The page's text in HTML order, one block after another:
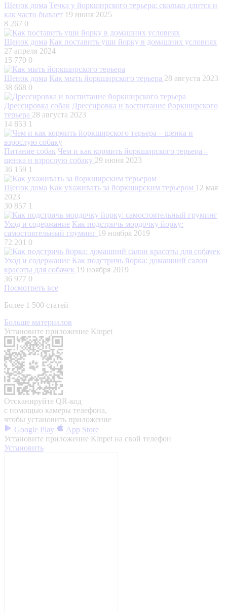
Щенок дома Течка у йоркширского терьера: сколько длится и
как часто бывает 19 июня 2025
8 267 0
Щенок дома Как поставить уши йорку в домашних условиях
27 апреля 2024
15 770 0
Щенок дома Как мыть йоркширского терьера 28 августа 2023
38 668 0
Дрессировка собак Дрессировка и воспитание йоркширского
терьера 28 августа 2023
14 853 1
Питание собак Чем и как кормить йоркширского терьера –
щенка и взрослую собаку 29 июня 2023
36 159 1
Щенок дома Как ухаживать за йоркширским терьером 12 мая
2023
30 857 1
Уход и содержание Как подстричь мордочку йорку:
самостоятельный груминг 19 ноября 2019
72 201 0
Уход и содержание Как подстричь йорка: домашний салон
красоты для собачек 19 ноября 2019
36 977 0
Посмотреть все
Более 1 500 статей
Больше материалов
Установите приложение Kinpet
Отсканируйте QR-код
с помощью камеры телефона,
чтобы установить приложение
Google Play
App Store
Установите приложение Kinpet на свой телефон
Установить